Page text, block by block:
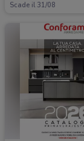
Scade il 31/08